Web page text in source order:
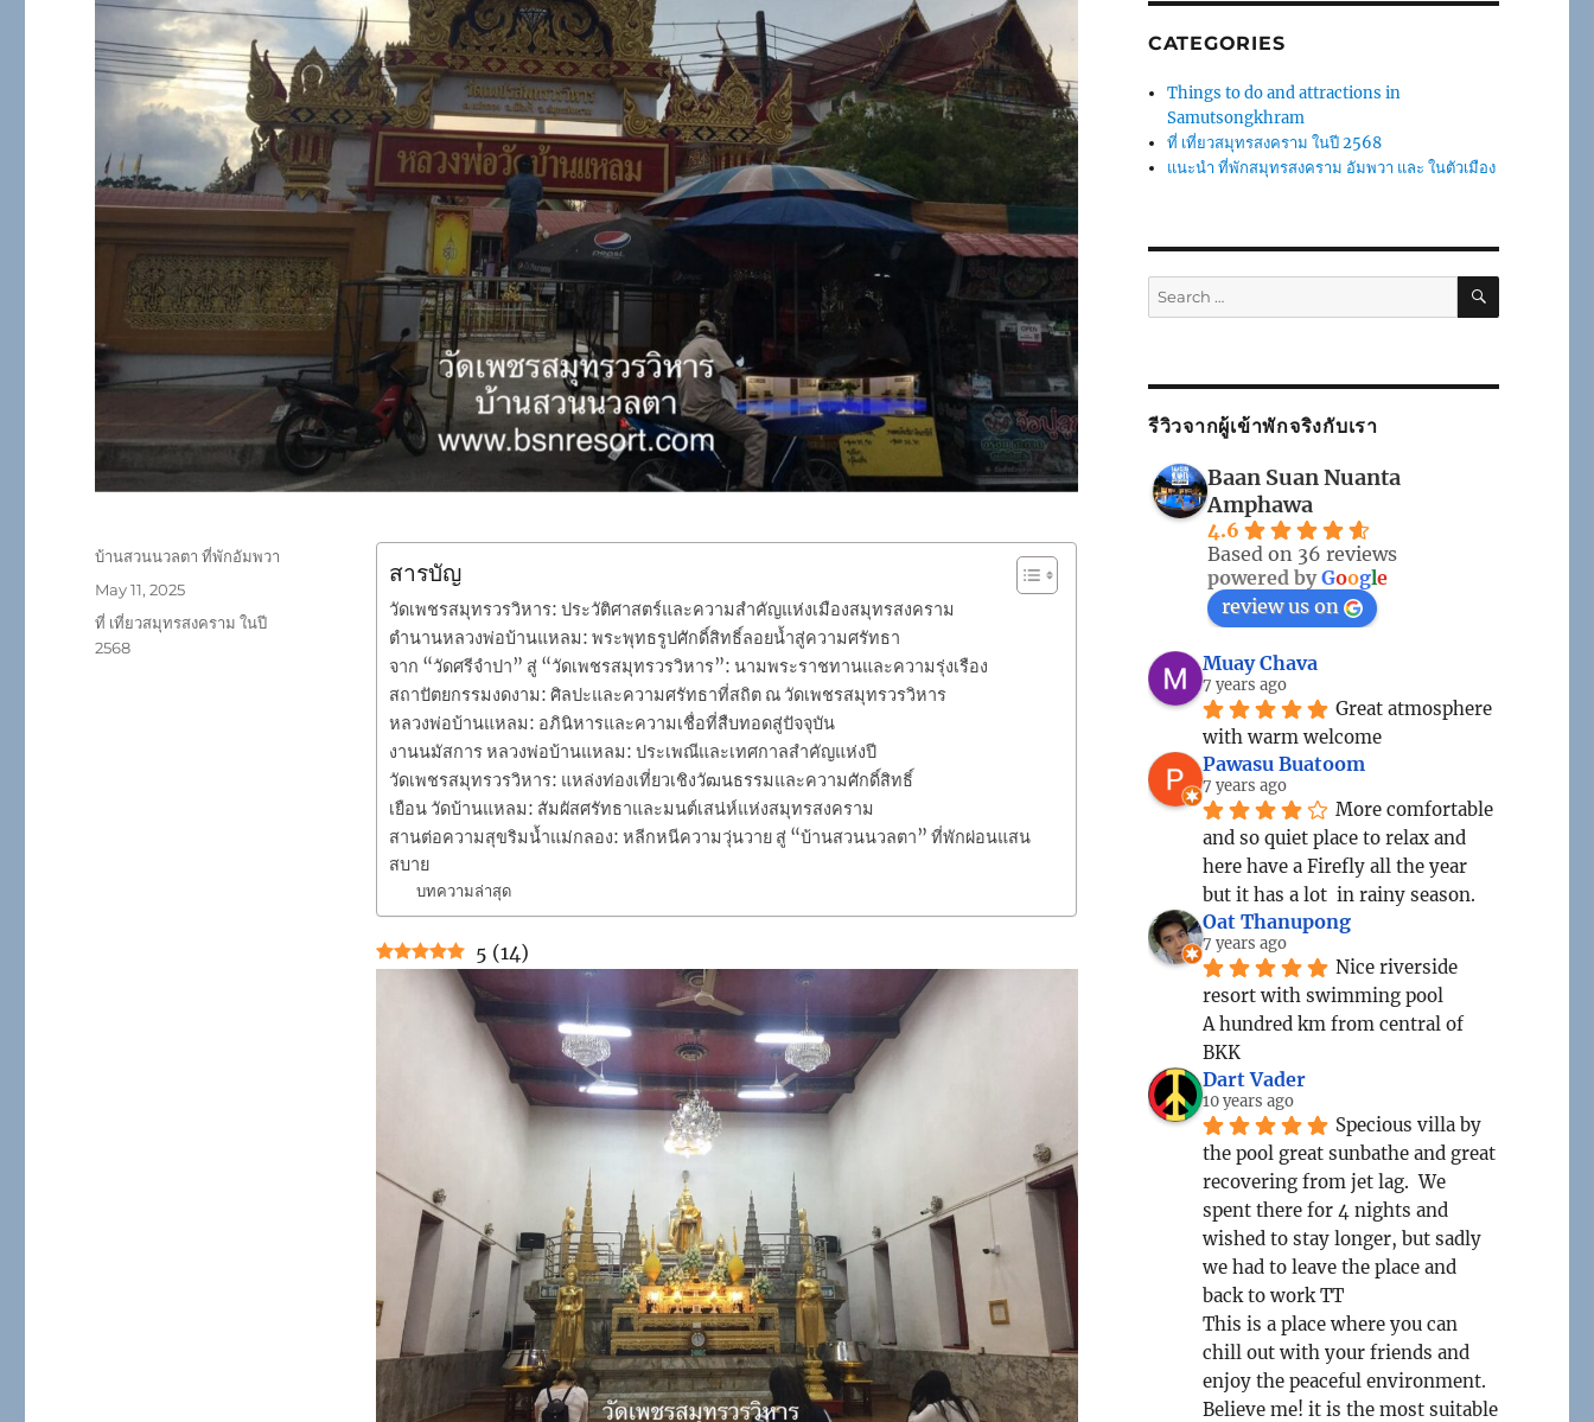
สารบัญ
วัดเพชรสมุทรวรวิหาร: ประวัติศาสตร์และความสำคัญแห่งเมืองสมุทรสงคราม
ตำนานหลวงพ่อบ้านแหลม: พระพุทธรูปศักดิ์สิทธิ์ลอยน้ำสู่ความศรัทธา
จาก “วัดศรีจำปา” สู่ “วัดเพชรสมุทรวรวิหาร”: นามพระราชทานและความรุ่งเรือง
สถาปัตยกรรมงดงาม: ศิลปะและความศรัทธาที่สถิต ณ วัดเพชรสมุทรวรวิหาร
หลวงพ่อบ้านแหลม: อภินิหารและความเชื่อที่สืบทอดสู่ปัจจุบัน
งานนมัสการ หลวงพ่อบ้านแหลม: ประเพณีและเทศกาลสำคัญแห่งปี
วัดเพชรสมุทรวรวิหาร: แหล่งท่องเที่ยวเชิงวัฒนธรรมและความศักดิ์สิทธิ์
เยือน วัดบ้านแหลม: สัมผัสศรัทธาและมนต์เสน่ห์แห่งสมุทรสงคราม
สานต่อความสุขริมน้ำแม่กลอง: หลีกหนีความวุ่นวาย สู่ “บ้านสวนนวลตา” ที่พักผ่อนแสน
สบาย
บทความล่าสุด
5 (14)
Author
บ้านสวนนวลตา ที่พักอัมพวา
Posted
on
May 11, 2025
Categories
ที่ เที่ยวสมุทรสงคราม ในปี
2568
CATEGORIES
Things to do and attractions in
Samutsongkhram
ที่ เที่ยวสมุทรสงคราม ในปี 2568
แนะนำ ที่พักสมุทรสงคราม อัมพวา และ ในตัวเมือง
Search
for:
SEARCH
รีวิวจากผู้เข้าพักจริงกับเรา
Baan Suan Nuanta
Amphawa
4.6
Based on 36 reviews
powered byGoogle
review us on
Muay Chava
7 years ago
Great atmosphere
with warm welcome
Pawasu Buatoom
7 years ago
More comfortable
and so quiet place to relax and
here have a Firefly all the year
but it has a lot  in rainy season.
Oat Thanupong
7 years ago
Nice riverside
resort with swimming pool
A hundred km from central of
BKK
Dart Vader
10 years ago
Specious villa by
the pool great sunbathe and great
recovering from jet lag.  We
spent there for 4 nights and
wished to stay longer, but sadly
we had to leave the place and
back to work TT
This is a place where you can
chill out with your friends and
enjoy the peaceful environment.
Believe me! it is the most suitable